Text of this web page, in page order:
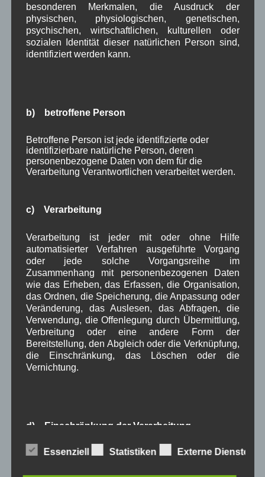
Oktober 2023(8)
September 2023
August 2023(4)
Juli 2023(8)
Juni 2023(7)
Januar 2023(8)
November 2022(8)
Oktober 2022(8)
September 2022(2)
August 2022(6)
Mai 2022(5)
März 2022(6)
Februar 2022(4)
Januar 2022(3)
Dezember 2021(7)
November 2021(9)
Oktober 2021(8)
September 2021(8)
August 2021(4)
Juli 2021(10)
Juni 2021(9)
Mai 2021(5)
Dezember 2020(7)
Oktober 2020(7)
August 2020(8)
besonderen Merkmalen, die Ausdruck der
physischen, physiologischen, genetischen,
psychischen, wirtschaftlichen, kulturellen oder
sozialen Identität dieser natürlichen Person sind,
identifiziert werden kann.
b) betroffene Person
Betroffene Person ist jede identifizierte oder
identifizierbare natürliche Person, deren
personenbezogene Daten von dem für die
Verarbeitung Verantwortlichen verarbeitet werden.
c) Verarbeitung
Verarbeitung ist jeder mit oder ohne Hilfe
automatisierter Verfahren ausgeführte Vorgang
oder jede solche Vorgangsreihe im
Zusammenhang mit personenbezogenen Daten
wie das Erheben, das Erfassen, die Organisation,
das Ordnen, die Speicherung, die Anpassung oder
Veränderung, das Auslesen, das Abfragen, die
Verwendung, die Offenlegung durch Übermittlung,
Verbreitung oder eine andere Form der
Bereitstellung, den Abgleich oder die Verknüpfung,
die Einschränkung, das Löschen oder die
Vernichtung.
d) Einschränkung der Verarbeitung
Einschränkung der Verarbeitung ist die Markierung
Essenziell Statistiken Externe Dienste